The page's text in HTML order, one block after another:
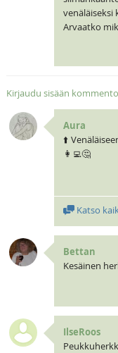
venäläiseksi
Arvaatko
Kirjaudu sisään
Aura
⬆️
👩‍💻🤔
Katso
Bettan
Kesäinen
IlseRoos